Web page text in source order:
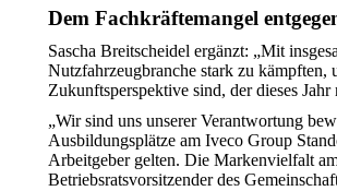
Dem Fachkräftemangel
Sascha Breitscheidel ergänzt: „Mit
Nutzfahrzeugbranche stark zu
Zukunftsperspektive sind, der dieses
„Wir sind uns unserer Verantwortung
Ausbildungsplätze am Iveco Group
Arbeitgeber gelten. Die Markenvielfalt
Betriebsratsvorsitzender des